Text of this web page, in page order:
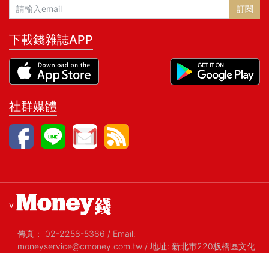
訂閱
下載錢雜誌APP
社群媒體
v
傳真： 02-2258-5366 / Email:
moneyservice@cmoney.com.tw / 地址: 新北市220板橋區文化